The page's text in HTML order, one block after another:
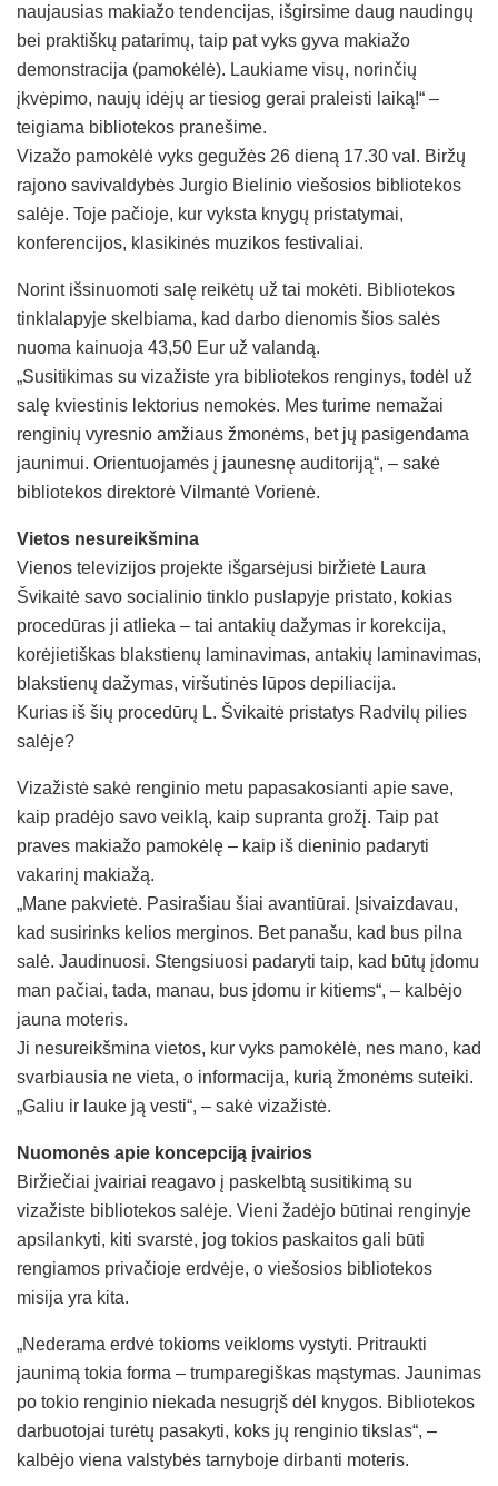
naujausias makiažo tendencijas, išgirsime daug naudingų
bei praktiškų patarimų, taip pat vyks gyva makiažo
demonstracija (pamokėlė). Laukiame visų, norinčių
įkvėpimo, naujų idėjų ar tiesiog gerai praleisti laiką!“ –
teigiama bibliotekos pranešime.
Vizažo pamokėlė vyks gegužės 26 dieną 17.30 val. Biržų
rajono savivaldybės Jurgio Bielinio viešosios bibliotekos
salėje. Toje pačioje, kur vyksta knygų pristatymai,
konferencijos, klasikinės muzikos festivaliai.
Norint išsinuomoti salę reikėtų už tai mokėti. Bibliotekos
tinklalapyje skelbiama, kad darbo dienomis šios salės
nuoma kainuoja 43,50 Eur už valandą.
„Susitikimas su vizažiste yra bibliotekos renginys, todėl už
salę kviestinis lektorius nemokės. Mes turime nemažai
renginių vyresnio amžiaus žmonėms, bet jų pasigendama
jaunimui. Orientuojamės į jaunesnę auditoriją“, – sakė
bibliotekos direktorė Vilmantė Vorienė.
Vietos nesureikšmina
Vienos televizijos projekte išgarsėjusi biržietė Laura
Švikaitė savo socialinio tinklo puslapyje pristato, kokias
procedūras ji atlieka – tai antakių dažymas ir korekcija,
korėjietiškas blakstienų laminavimas, antakių laminavimas,
blakstienų dažymas, viršutinės lūpos depiliacija.
Kurias iš šių procedūrų L. Švikaitė pristatys Radvilų pilies
salėje?
Vizažistė sakė renginio metu papasakosianti apie save,
kaip pradėjo savo veiklą, kaip supranta grožį. Taip pat
praves makiažo pamokėlę – kaip iš dieninio padaryti
vakarinį makiažą.
„Mane pakvietė. Pasirašiau šiai avantiūrai. Įsivaizdavau,
kad susirinks kelios merginos. Bet panašu, kad bus pilna
salė. Jaudinuosi. Stengsiuosi padaryti taip, kad būtų įdomu
man pačiai, tada, manau, bus įdomu ir kitiems“, – kalbėjo
jauna moteris.
Ji nesureikšmina vietos, kur vyks pamokėlė, nes mano, kad
svarbiausia ne vieta, o informacija, kurią žmonėms suteiki.
„Galiu ir lauke ją vesti“, – sakė vizažistė.
Nuomonės apie koncepciją įvairios
Biržiečiai įvairiai reagavo į paskelbtą susitikimą su
vizažiste bibliotekos salėje. Vieni žadėjo būtinai renginyje
apsilankyti, kiti svarstė, jog tokios paskaitos gali būti
rengiamos privačioje erdvėje, o viešosios bibliotekos
misija yra kita.
„Nederama erdvė tokioms veikloms vystyti. Pritraukti
jaunimą tokia forma – trumparegiškas mąstymas. Jaunimas
po tokio renginio niekada nesugrįš dėl knygos. Bibliotekos
darbuotojai turėtų pasakyti, koks jų renginio tikslas“, –
kalbėjo viena valstybės tarnyboje dirbanti moteris.